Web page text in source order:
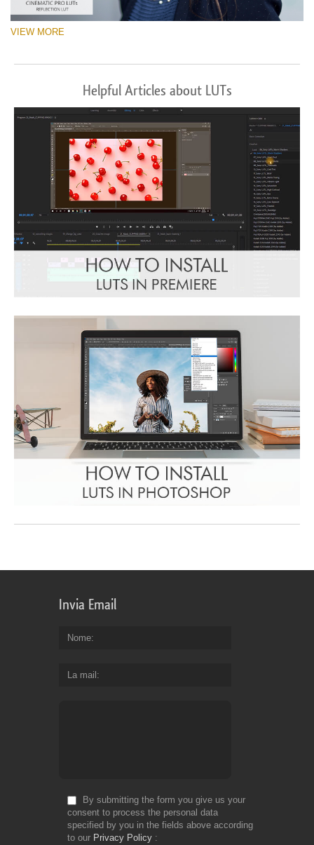
VIEW MORE
Helpful Articles about LUTs
Invia Email
Nome
La mail
By submitting the form you give us your
consent to process the personal data
specified by you in the fields above according
to our Privacy Policy